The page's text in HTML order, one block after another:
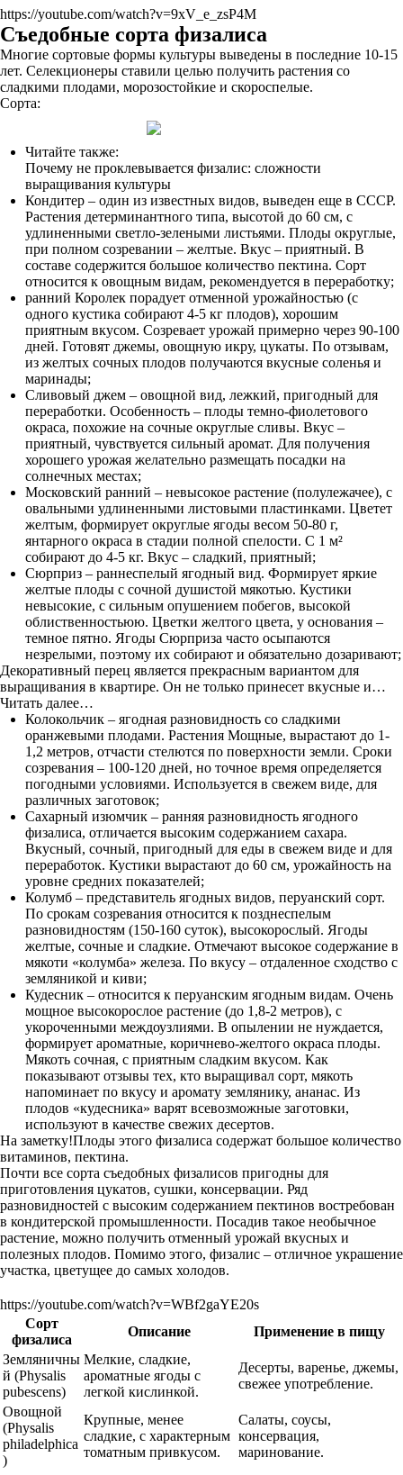
https://youtube.com/watch?v=9xV_e_zsP4M
Съедобные сорта физалиса
Многие сортовые формы культуры выведены в последние 10-15
лет. Селекционеры ставили целью получить растения со
сладкими плодами, морозостойкие и скороспелые.
Сорта:
Читайте также:
Почему не проклевывается физалис: сложности
выращивания культуры
Кондитер – один из известных видов, выведен еще в СССР.
Растения детерминантного типа, высотой до 60 см, с
удлиненными светло-зелеными листьями. Плоды округлые,
при полном созревании – желтые. Вкус – приятный. В
составе содержится большое количество пектина. Сорт
относится к овощным видам, рекомендуется в переработку;
ранний Королек порадует отменной урожайностью (с
одного кустика собирают 4-5 кг плодов), хорошим
приятным вкусом. Созревает урожай примерно через 90-100
дней. Готовят джемы, овощную икру, цукаты. По отзывам,
из желтых сочных плодов получаются вкусные соленья и
маринады;
Сливовый джем – овощной вид, лежкий, пригодный для
переработки. Особенность – плоды темно-фиолетового
окраса, похожие на сочные округлые сливы. Вкус –
приятный, чувствуется сильный аромат. Для получения
хорошего урожая желательно размещать посадки на
солнечных местах;
Московский ранний – невысокое растение (полулежачее), с
овальными удлиненными листовыми пластинками. Цветет
желтым, формирует округлые ягоды весом 50-80 г,
янтарного окраса в стадии полной спелости. С 1 м²
собирают до 4-5 кг. Вкус – сладкий, приятный;
Сюрприз – раннеспелый ягодный вид. Формирует яркие
желтые плоды с сочной душистой мякотью. Кустики
невысокие, с сильным опушением побегов, высокой
облиственностьюю. Цветки желтого цвета, у основания –
темное пятно. Ягоды Сюрприза часто осыпаются
незрелыми, поэтому их собирают и обязательно дозаривают;
Декоративный перец является прекрасным вариантом для
выращивания в квартире. Он не только принесет вкусные и…
Читать далее…
Колокольчик – ягодная разновидность со сладкими
оранжевыми плодами. Растения Мощные, вырастают до 1-
1,2 метров, отчасти стелются по поверхности земли. Сроки
созревания – 100-120 дней, но точное время определяется
погодными условиями. Используется в свежем виде, для
различных заготовок;
Сахарный изюмчик – ранняя разновидность ягодного
физалиса, отличается высоким содержанием сахара.
Вкусный, сочный, пригодный для еды в свежем виде и для
переработок. Кустики вырастают до 60 см, урожайность на
уровне средних показателей;
Колумб – представитель ягодных видов, перуанский сорт.
По срокам созревания относится к позднеспелым
разновидностям (150-160 суток), высокорослый. Ягоды
желтые, сочные и сладкие. Отмечают высокое содержание в
мякоти «колумба» железа. По вкусу – отдаленное сходство с
земляникой и киви;
Кудесник – относится к перуанским ягодным видам. Очень
мощное высокорослое растение (до 1,8-2 метров), с
укороченными междоузлиями. В опылении не нуждается,
формирует ароматные, коричнево-желтого окраса плоды.
Мякоть сочная, с приятным сладким вкусом. Как
показывают отзывы тех, кто выращивал сорт, мякоть
напоминает по вкусу и аромату землянику, ананас. Из
плодов «кудесника» варят всевозможные заготовки,
используют в качестве свежих десертов.
На заметку!Плоды этого физалиса содержат большое количество
витаминов, пектина.
Почти все сорта съедобных физалисов пригодны для
приготовления цукатов, сушки, консервации. Ряд
разновидностей с высоким содержанием пектинов востребован
в кондитерской промышленности. Посадив такое необычное
растение, можно получить отменный урожай вкусных и
полезных плодов. Помимо этого, физалис – отличное украшение
участка, цветущее до самых холодов.
https://youtube.com/watch?v=WBf2gaYE20s
Сорт
физалиса
Описание
Применение в пищу
Земляничны
й (Physalis
pubescens)
Мелкие, сладкие,
ароматные ягоды с
легкой кислинкой.
Десерты, варенье, джемы,
свежее употребление.
Овощной
(Physalis
philadelphica
)
Крупные, менее
сладкие, с характерным
томатным привкусом.
Салаты, соусы,
консервация,
маринование.